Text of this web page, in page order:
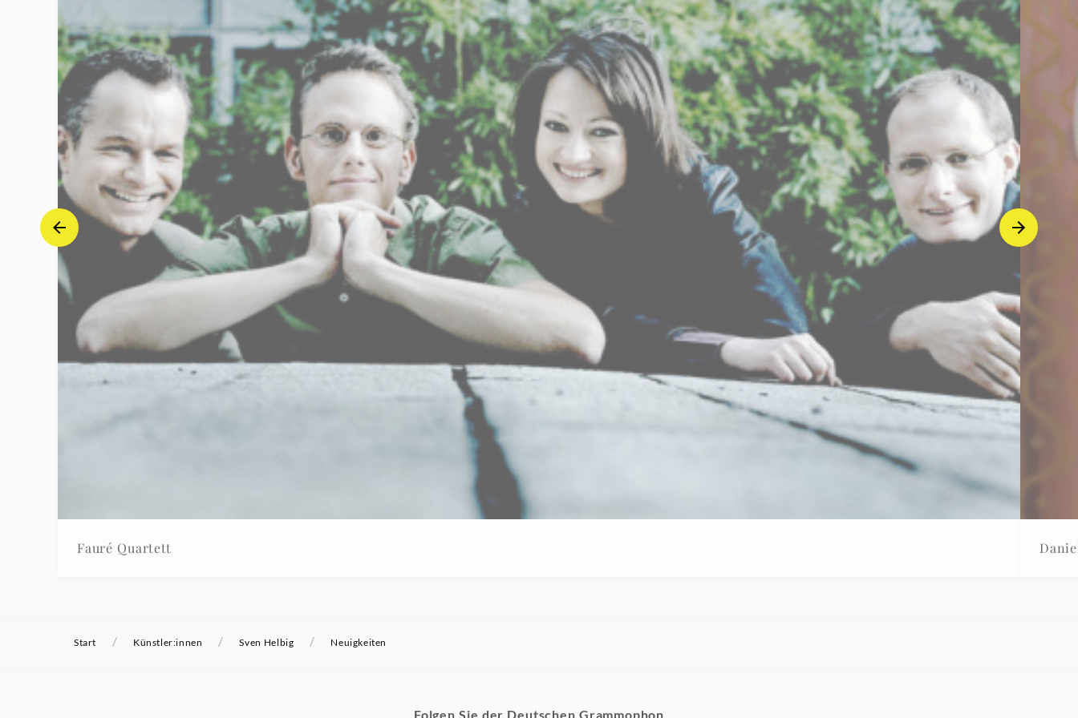
Fauré Quartett
Start / Künstler:innen / Sven Helbig / Neuigkeiten
Folgen Sie der Deutschen Grammophon